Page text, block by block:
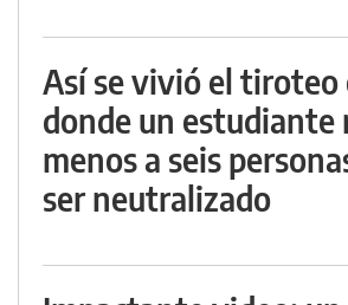
Así se vivió el tiroteo
donde un estudiante
menos a seis
ser neutralizado